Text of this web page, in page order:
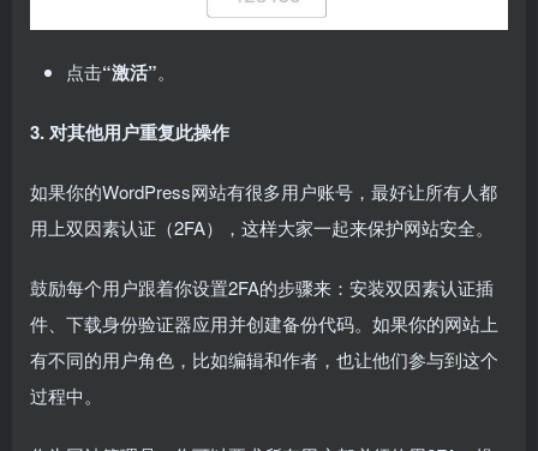
点击“激活”。
3. 对其他用户重复此操作
如果你的WordPress网站有很多用户账号，最好让所有人都
用上双因素认证（2FA），这样大家一起来保护网站安全。
鼓励每个用户跟着你设置2FA的步骤来：安装双因素认证插
件、下载身份验证器应用并创建备份代码。如果你的网站上
有不同的用户角色，比如编辑和作者，也让他们参与到这个
过程中。